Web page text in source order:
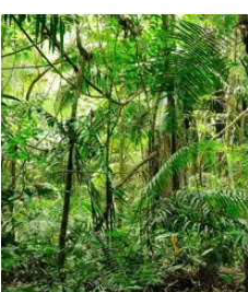
被踩成荒漠、為人類尿